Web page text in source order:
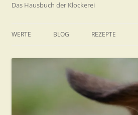
Das Hausbuch der Klockerei
WERTE BLOG REZEPTE
EINFACH